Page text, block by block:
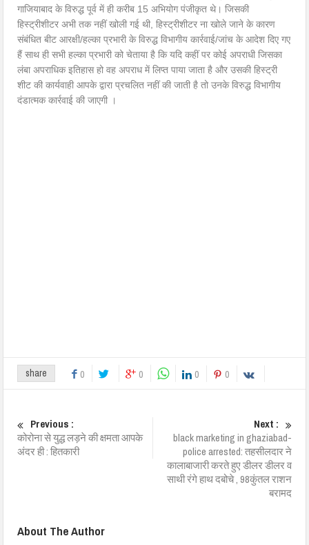
गाजियाबाद के विरुद्ध पूर्व में ही करीब 15 अभियोग पंजीकृत थे। जिसकी
हिस्ट्रीशीटर अभी तक नहीं खोली गई थी, हिस्ट्रीशीटर ना खोले जाने के कारण
संबंधित बीट आरक्षी/हल्का प्रभारी के विरुद्ध विभागीय कार्रवाई/जांच के आदेश दिए गए
हैं साथ ही सभी हल्का प्रभारी को चेताया है कि यदि कहीं पर कोई अपराधी जिसका
लंबा अपराधिक इतिहास हो वह अपराध में लिप्त पाया जाता है और उसकी हिस्ट्री
शीट की कार्यवाही आपके द्वारा प्रचलित नहीं की जाती है तो उनके विरुद्ध विभागीय
दंडात्मक कार्रवाई की जाएगी ।
share 0 0 0 0
Previous :
कोरोना से युद्ध लड़ने की क्षमता आपके
अंदर ही : हितकारी
Next :
black marketing in ghaziabad-
police arrested: तहसीलदार ने
कालाबाजारी करते हुए डीलर डीलर व
साथी रंगे हाथ दबोचे , 98कुंतल राशन
बरामद
About The Author